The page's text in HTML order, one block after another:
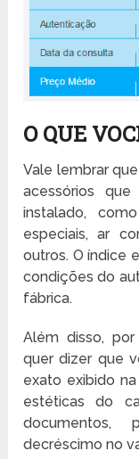
O QUE
Vale lembrar
acessórios
instalado,
especiais, ar
outros. O índice
condições do
fábrica.
Além disso,
quer dizer que
exato exibido
estéticas do
documentos,
decréscimo no